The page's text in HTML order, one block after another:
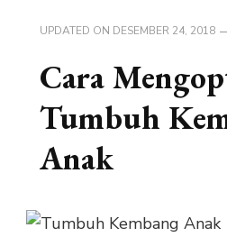
UPDATED ON DESEMBER 24, 2018
Cara
Tumbuh
Anak